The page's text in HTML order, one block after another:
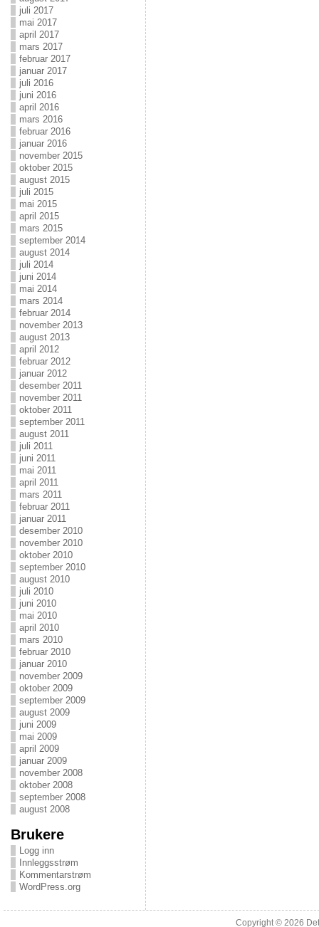
juli 2017
mai 2017
april 2017
mars 2017
februar 2017
januar 2017
juli 2016
juni 2016
april 2016
mars 2016
februar 2016
januar 2016
november 2015
oktober 2015
august 2015
juli 2015
mai 2015
april 2015
mars 2015
september 2014
august 2014
juli 2014
juni 2014
mai 2014
mars 2014
februar 2014
november 2013
august 2013
april 2012
februar 2012
januar 2012
desember 2011
november 2011
oktober 2011
september 2011
august 2011
juli 2011
juni 2011
mai 2011
april 2011
mars 2011
februar 2011
januar 2011
desember 2010
november 2010
oktober 2010
september 2010
august 2010
juli 2010
juni 2010
mai 2010
april 2010
mars 2010
februar 2010
januar 2010
november 2009
oktober 2009
september 2009
august 2009
juni 2009
mai 2009
april 2009
januar 2009
november 2008
oktober 2008
september 2008
august 2008
Brukere
Logg inn
Innleggsstrøm
Kommentarstrøm
WordPress.org
Copyright © 2026